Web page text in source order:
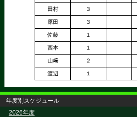
田村 ３
原田 ３
佐藤 １
西本 １
山﨑 ２
渡辺 １
年度別スケジュール
2026年度